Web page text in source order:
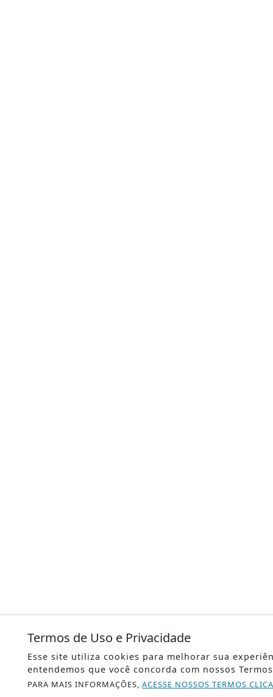
Termos de Uso e Privacidade
Esse site utiliza cookies para melhorar sua
entendemos que você concorda com nossos
PARA MAIS INFORMAÇÕES, ACESSE NOSSOS TERMOS